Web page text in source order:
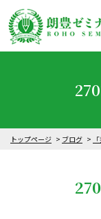
トップページ ブログ